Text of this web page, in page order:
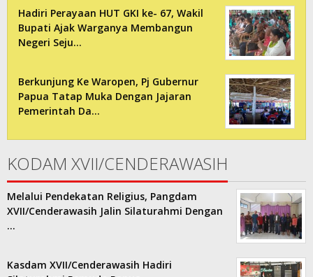
Hadiri Perayaan HUT GKI ke- 67, Wakil
Bupati Ajak Warganya Membangun
Negeri Seju…
Berkunjung Ke Waropen, Pj Gubernur
Papua Tatap Muka Dengan Jajaran
Pemerintah Da…
KODAM XVII/CENDERAWASIH
Melalui Pendekatan Religius, Pangdam
XVII/Cenderawasih Jalin Silaturahmi Dengan
…
Kasdam XVII/Cenderawasih Hadiri